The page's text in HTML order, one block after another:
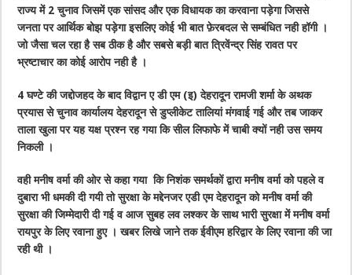
राज्य में 2 चुनाव जिसमें एक सांसद और एक विधायक का करवाना पड़ेगा जिससे
जनता पर आर्थिक बोझ पड़ेगा इसलिए कोई भी बात फ़ेरबदल से सम्बंधित नही हॉगी ।
जो जैसा चल रहा है सब ठीक है और सबसे बड़ी बात त्रिवेंन्द्र सिंह रावत पर
भ्रष्टाचार का कोई आरोप नही है ।
4 घण्टे की जद्दोजहद के बाद विद्वान ए डी एम (इ) देहरादून रामजी शर्मा के अथक
प्रयास से चुनाव कार्यालय देहरादून से डुप्लीकेट तालियां मंगवाई गई और तब जाकर
ताला खुला पर यह यक्ष प्रश्न रह गया कि सील लिफाफे में चाबी क्यों नही उस समय
निकली ।
वही मनीष वर्मा की ओर से कहा गया कि निशंक समर्थकों द्वारा मनीष वर्मा को पहले व
दुबारा भी धमकी दी गयी तो सुरक्षा के मद्देनजर एडी एम देहरादून को मनीष वर्मा की
सुरक्षा की जिम्मेदारी दी गई व आज सुबह लव लश्कर के साथ भारी सुरक्षा में मनीष वर्मा
रायपुर के लिए रवाना हुए । खबर लिखे जाने तक ईवीएम हरिद्वार के लिए रवाना की जा
रही थी ।